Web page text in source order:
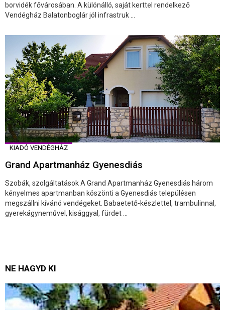
borvidék fővárosában. A különálló, saját kerttel rendelkező
Vendégház Balatonboglár jól infrastruk ...
KIADÓ VENDÉGHÁZ
Grand Apartmanház Gyenesdiás
Szobák, szolgáltatások A Grand Apartmanház Gyenesdiás három
kényelmes apartmanban köszönti a Gyenesdiás településen
megszállni kívánó vendégeket. Babaetető-készlettel, trambulinnal,
gyerekágyneművel, kisággyal, fürdet ...
NE HAGYD KI